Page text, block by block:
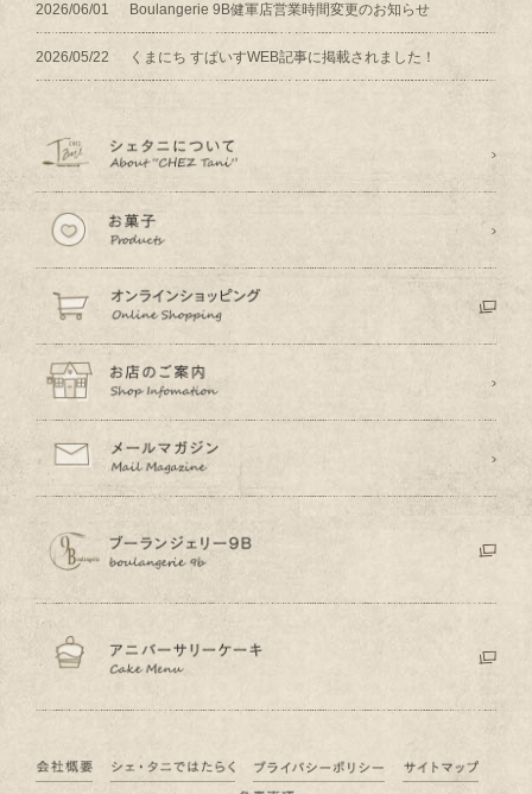
2026/06/01 Boulangerie 9B健軍店営業時間変更のお知らせ
2026/05/22 くまにち すぱいすWEB記事に掲載されました！